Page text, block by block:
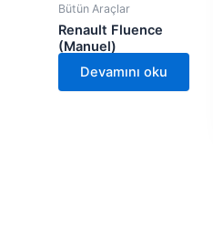
Bütün Araçlar
Renault Fluence
(Manuel)
Devamını oku